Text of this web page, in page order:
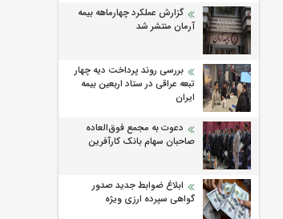
گزارش عملکرد چهارماهه بیمه
آرمان منتشر شد
بررسی روند پرداخت دیه چهار
تبعه عراقی در ستاد اربعین بیمه
ایران
دعوت به مجمع فوق‌العاده
صاحبان سهام بانک کارآفرین
ابلاغ ضوابط جدید صدور
گواهی سپرده ارزی ویژه